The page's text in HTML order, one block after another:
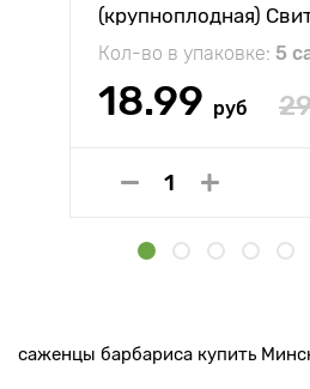
(крупноплодная)
Кол-во в упаковке: 5
18.99 руб
саженцы барбариса купить